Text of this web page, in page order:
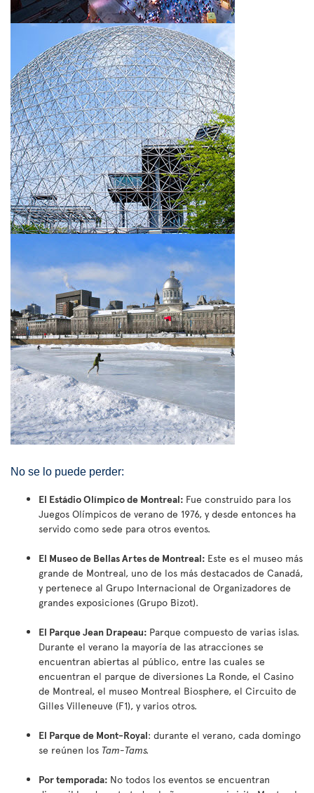
No se lo puede perder:
El Estádio Olímpico de Montreal: Fue construido para los
Juegos Olímpicos de verano de 1976, y desde entonces ha
servido como sede para otros eventos.
El Museo de Bellas Artes de Montreal: Este es el museo más
grande de Montreal, uno de los más destacados de Canadá,
y pertenece al Grupo Internacional de Organizadores de
grandes exposiciones (Grupo Bizot).
El Parque Jean Drapeau: Parque compuesto de varias islas.
Durante el verano la mayoría de las atracciones se
encuentran abiertas al público, entre las cuales se
encuentran el parque de diversiones La Ronde, el Casino
de Montreal, el museo Montreal Biosphere, el Circuito de
Gilles Villeneuve (F1), y varios otros.
El Parque de Mont-Royal: durante el verano, cada domingo
se reúnen los Tam-Tams.
Por temporada: No todos los eventos se encuentran